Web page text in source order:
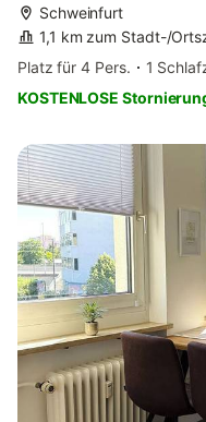
Schweinfurt
1,1 km zum Stadt-/
Platz für 4 Pers.
1
KOSTENLOSE